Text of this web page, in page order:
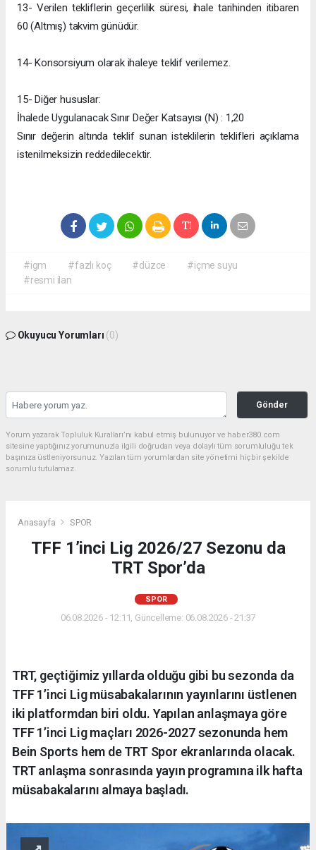
13- Verilen tekliflerin geçerlilik süresi, ihale tarihinden itibaren
60 (Altmış) takvim günüdür.
14- Konsorsiyum olarak ihaleye teklif verilemez.
15- Diğer hususlar:
İhalede Uygulanacak Sınır Değer Katsayısı (N) : 1,20
Sınır değerin altında teklif sunan isteklilerin teklifleri açıklama
istenilmeksizin reddedilecektir.
#igm #fazlı koç #düzce
#içme suyu
#resmi ilan
Okuyucu Yorumları (0)
Gönder
Yorum yazarak Topluluk Kuralları’nı kabul etmiş bulunuyor ve haber380.com
sitesine yaptığınız yorumunuzla ilgili doğrudan veya dolaylı tüm sorumluluğu tek
başınıza üstleniyorsunuz. Yazılan tüm yorumlardan site yönetimi hiçbir şekilde
sorumlu tutulamaz.
Anasayfa SPOR
TFF 1’inci Lig 2026/27 Sezonu da
TRT Spor’da
SPOR
06.08.2026 - 12:11, Güncelleme: 06.08.2026 - 21:37
TRT, geçtiğimiz yıllarda olduğu gibi bu sezonda da
TFF 1’inci Lig müsabakalarının yayınlarını üstlenen
iki platformdan biri oldu. Yapılan anlaşmaya göre
TFF 1’inci Lig maçları 2026-2027 sezonunda hem
Bein Sports hem de TRT Spor ekranlarında olacak.
TRT anlaşma sonrasında yayın programına ilk hafta
müsabakalarını almaya başladı.